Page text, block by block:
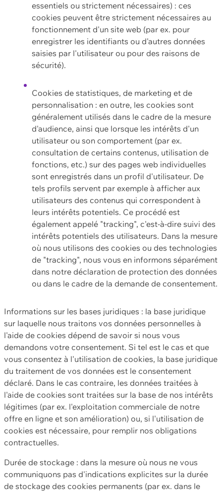
essentiels ou strictement nécessaires) : ces
cookies peuvent être strictement nécessaires au
fonctionnement d'un site web (par ex. pour
enregistrer les identifiants ou d'autres données
saisies par l'utilisateur ou pour des raisons de
sécurité).
Cookies de statistiques, de marketing et de
personnalisation : en outre, les cookies sont
généralement utilisés dans le cadre de la mesure
d'audience, ainsi que lorsque les intérêts d'un
utilisateur ou son comportement (par ex.
consultation de certains contenus, utilisation de
fonctions, etc.) sur des pages web individuelles
sont enregistrés dans un profil d'utilisateur. De
tels profils servent par exemple à afficher aux
utilisateurs des contenus qui correspondent à
leurs intérêts potentiels. Ce procédé est
également appelé "tracking", c'est-à-dire suivi des
intérêts potentiels des utilisateurs. Dans la mesure
où nous utilisons des cookies ou des technologies
de "tracking", nous vous en informons séparément
dans notre déclaration de protection des données
ou dans le cadre de la demande de consentement.
Informations sur les bases juridiques : la base juridique
sur laquelle nous traitons vos données personnelles à
l'aide de cookies dépend de savoir si nous vous
demandons votre consentement. Si tel est le cas et que
vous consentez à l'utilisation de cookies, la base juridique
du traitement de vos données est le consentement
déclaré. Dans le cas contraire, les données traitées à
l'aide de cookies sont traitées sur la base de nos intérêts
légitimes (par ex. l'exploitation commerciale de notre
offre en ligne et son amélioration) ou, si l'utilisation de
cookies est nécessaire, pour remplir nos obligations
contractuelles.
Durée de stockage : dans la mesure où nous ne vous
communiquons pas d'indications explicites sur la durée
de stockage des cookies permanents (par ex. dans le